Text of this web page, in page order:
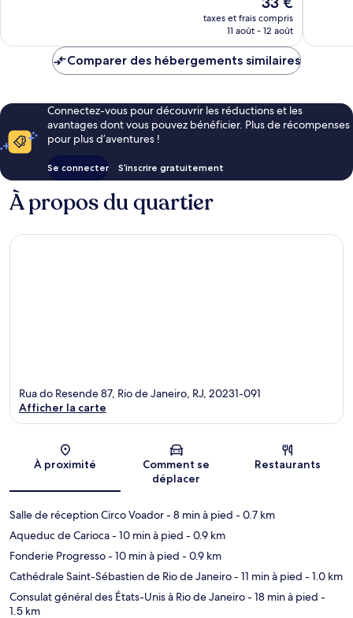
nouveau
prix
de
taxes et frais compris
11 août - 12 août
Comparer des hébergements similaires
Connectez-vous pour découvrir les réductions et les
avantages dont vous pouvez bénéficier. Plus de récompenses
pour plus d’aventures !
Se connecter S’inscrire gratuitement
À propos du quartier
Carte
Rua do Resende 87, Rio de Janeiro, RJ, 20231-091
Afficher la carte
À proximité
Comment se
déplacer
Restaurants
Salle de réception Circo Voador- 8 min à pied - 0.7 km
Aqueduc de Carioca- 10 min à pied - 0.9 km
Fonderie Progresso- 10 min à pied - 0.9 km
Cathédrale Saint-Sébastien de Rio de Janeiro- 11 min à pied - 1.0 km
Consulat général des États-Unis à Rio de Janeiro- 18 min à pied -
1.5 km